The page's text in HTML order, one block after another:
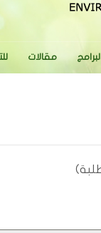
البرامج مقالات